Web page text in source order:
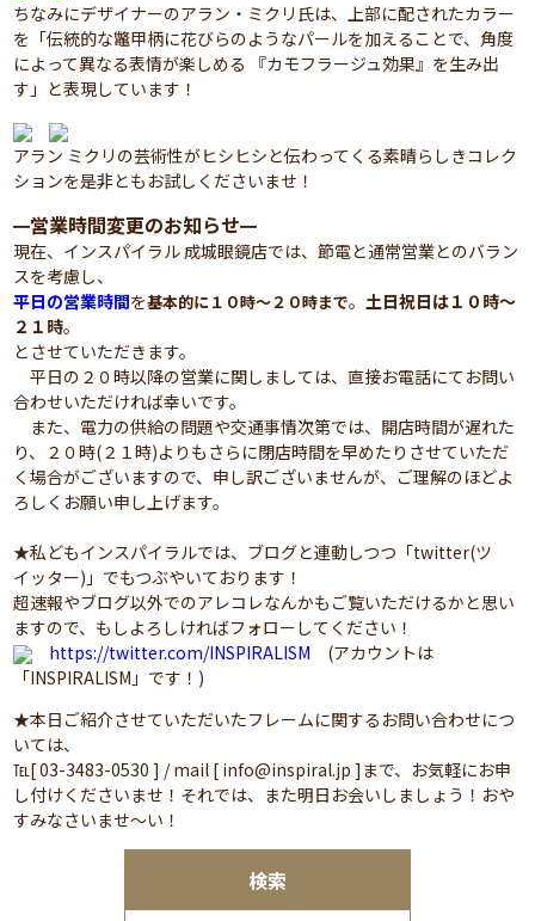
検索
ちなみにデザイナーのアラン・ミクリ氏は、上部に配されたカラー
を「伝統的な鼈甲柄に花びらのようなパールを加えることで、角度
によって異なる表情が楽しめる 『カモフラージュ効果』を生み出
す」と表現しています！
アラン ミクリの芸術性がヒシヒシと伝わってくる素晴らしきコレク
ションを是非ともお試しくださいませ！
━営業時間変更のお知らせ━
現在、インスパイラル 成城眼鏡店では、節電と通常営業とのバラン
スを考慮し、
平日の営業時間を基本的に１０時～２０時まで。土日祝日は１０時～
２１時。
とさせていただきます。
平日の２０時以降の営業に関しましては、直接お電話にてお問い
合わせいただければ幸いです。
また、電力の供給の問題や交通事情次第では、開店時間が遅れた
り、２０時(２１時)よりもさらに閉店時間を早めたりさせていただ
く場合がございますので、申し訳ございませんが、ご理解のほどよ
ろしくお願い申し上げます。
★私どもインスパイラルでは、ブログと連動しつつ「twitter(ツ
イッター)」でもつぶやいております！
超速報やブログ以外でのアレコレなんかもご覧いただけるかと思い
ますので、もしよろしければフォローしてください！
https://twitter.com/INSPIRALISM (アカウントは
「INSPIRALISM」です！)
★本日ご紹介させていただいたフレームに関するお問い合わせにつ
いては、
℡[ 03-3483-0530 ] / mail [ info@inspiral.jp ]まで、お気軽にお申
し付けくださいませ！それでは、また明日お会いしましょう！おや
すみなさいませ～い！